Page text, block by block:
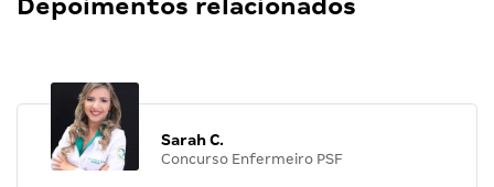
Depoimentos relacionados
Sarah C.
Concurso Enfermeiro PSF